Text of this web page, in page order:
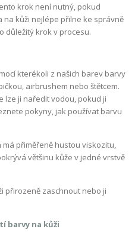
krok není nutný, pokud
na kůži nejlépe přilne ke správně
důležitý krok v procesu.
kterékoli z našich barev barvy
airbrushem nebo štětcem.
lze ji naředit vodou, pokud ji
pokyny, jak používat barvu
přiměřeně hustou viskozitu,
většinu kůže v jedné vrstvě
přirozeně zaschnout nebo ji
barvy na kůži